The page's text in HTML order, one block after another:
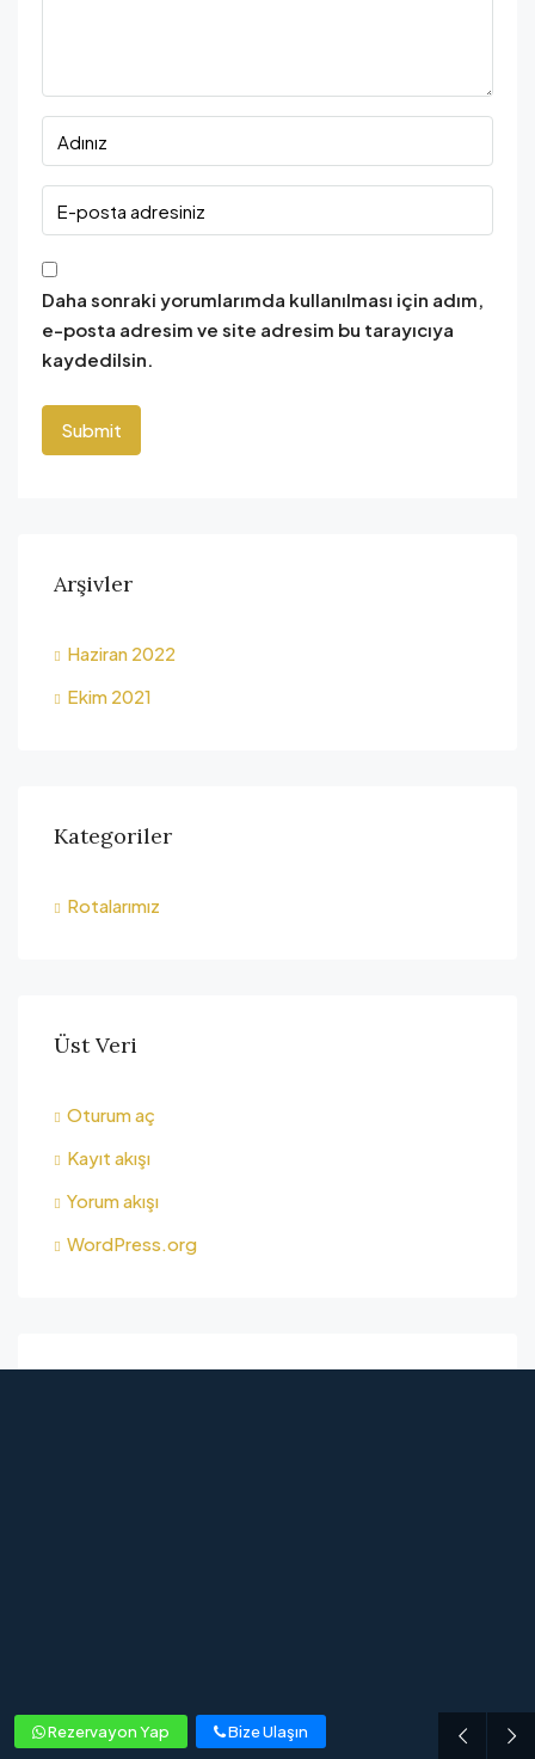
Daha sonraki yorumlarımda kullanılması için adım,
e-posta adresim ve site adresim bu tarayıcıya
kaydedilsin.
Arşivler
Haziran 2022
Ekim 2021
Kategoriler
Rotalarımız
Üst Veri
Oturum aç
Kayıt akışı
Yorum akışı
WordPress.org
Rezervayon Yap Bize Ulaşın